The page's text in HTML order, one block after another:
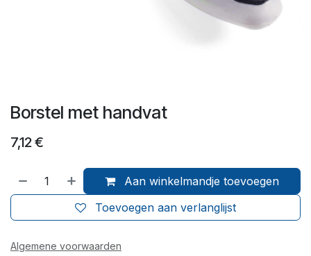
Borstel met handvat
7,12€
Aan winkelmandje toevoegen
Toevoegen aan verlanglijst
Algemene voorwaarden